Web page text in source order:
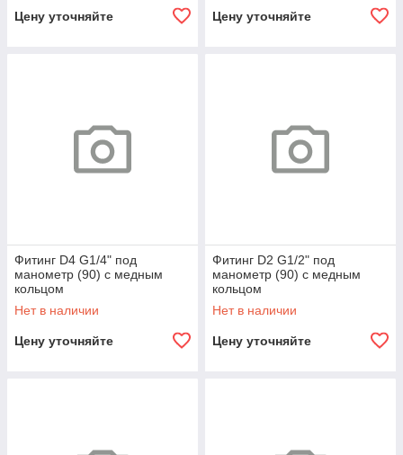
Цену уточняйте Цену уточняйте
Фитинг D4 G1/4" под
манометр (90) с медным
кольцом
Нет в наличии
Цену уточняйте
Фитинг D2 G1/2" под
манометр (90) с медным
кольцом
Нет в наличии
Цену уточняйте